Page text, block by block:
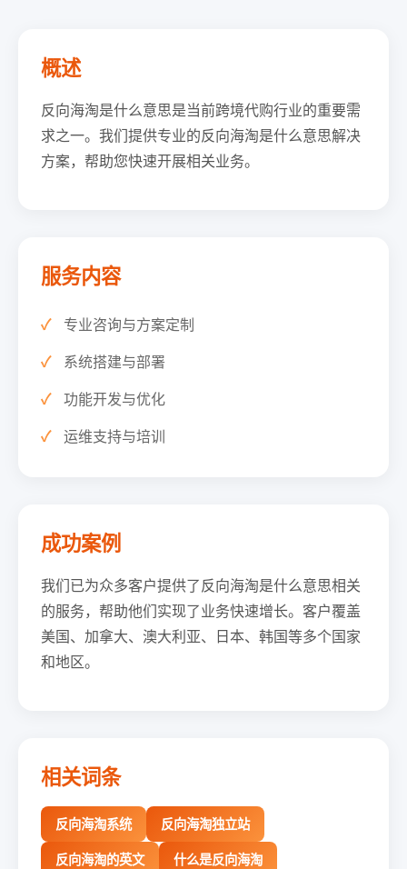
概述
反向海淘是什么意思是当前跨境代购行业的重要需
求之一。我们提供专业的反向海淘是什么意思解决
方案，帮助您快速开展相关业务。
服务内容
专业咨询与方案定制
系统搭建与部署
功能开发与优化
运维支持与培训
成功案例
我们已为众多客户提供了反向海淘是什么意思相关
的服务，帮助他们实现了业务快速增长。客户覆盖
美国、加拿大、澳大利亚、日本、韩国等多个国家
和地区。
相关词条
反向海淘系统
反向海淘独立站
反向海淘的英文
什么是反向海淘